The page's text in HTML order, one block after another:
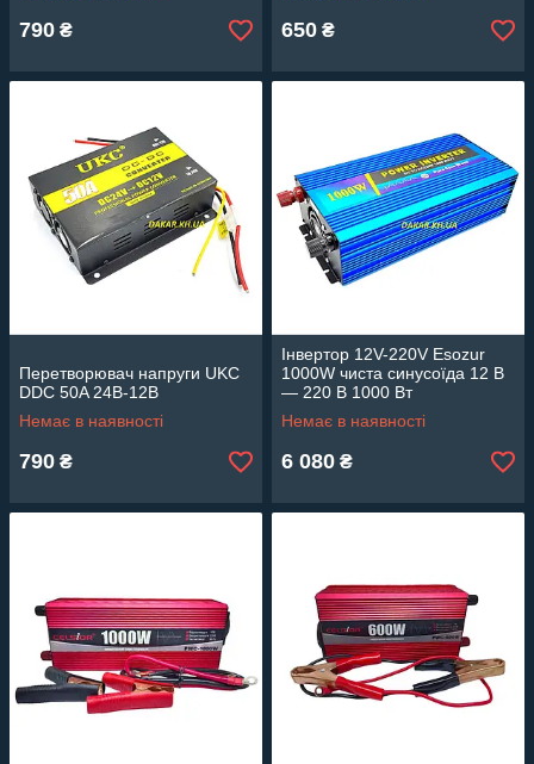
790 ₴ 650 ₴
Перетворювач напруги UKC
DDC 50A 24В-12В
Немає в наявності
790 ₴
Інвертор 12V-220V Esozur
1000W чиста синусоїда 12 В
— 220 В 1000 Вт
Немає в наявності
6 080 ₴